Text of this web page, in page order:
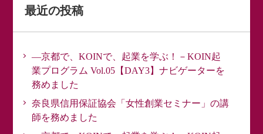
最近の投稿
―京都で、KOINで、起業を学ぶ！－KOIN起
業プログラム Vol.05【DAY3】ナビゲーターを
務めました
奈良県信用保証協会「女性創業セミナー」の講
師を務めました